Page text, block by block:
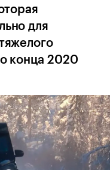
для
конца 2020